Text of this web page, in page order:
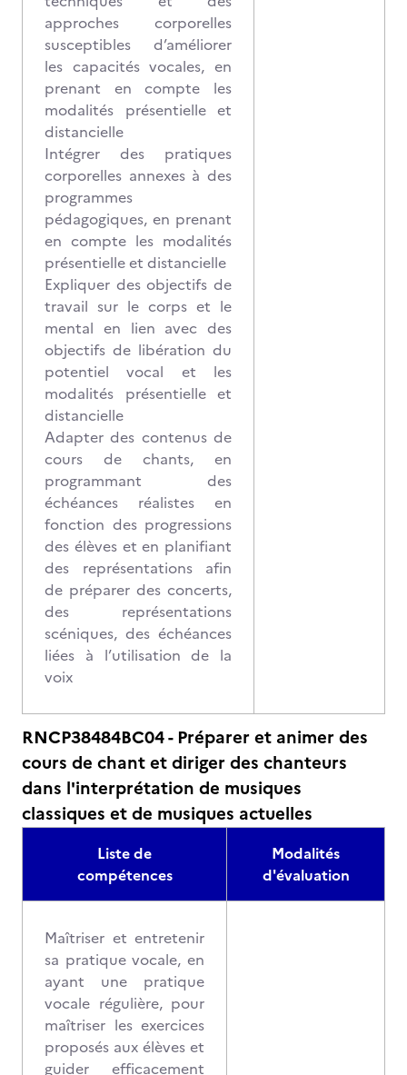
approches corporelles
susceptibles d’améliorer
les capacités vocales, en
prenant en compte les
modalités présentielle et
distancielle
Intégrer des pratiques
corporelles annexes à des
programmes
pédagogiques, en prenant
en compte les modalités
présentielle et distancielle
Expliquer des objectifs de
travail sur le corps et le
mental en lien avec des
objectifs de libération du
potentiel vocal et les
modalités présentielle et
distancielle
Adapter des contenus de
cours de chants, en
programmant des
échéances réalistes en
fonction des progressions
des élèves et en planifiant
des représentations afin
de préparer des concerts,
des représentations
scéniques, des échéances
liées à l’utilisation de la
voix
RNCP38484BC04 - Préparer et animer des
cours de chant et diriger des chanteurs
dans l'interprétation de musiques
classiques et de musiques actuelles
Liste de
compétences
Modalités
d'évaluation
Maîtriser et entretenir
sa pratique vocale, en
ayant une pratique
vocale régulière, pour
maîtriser les exercices
proposés aux élèves et
guider efficacement